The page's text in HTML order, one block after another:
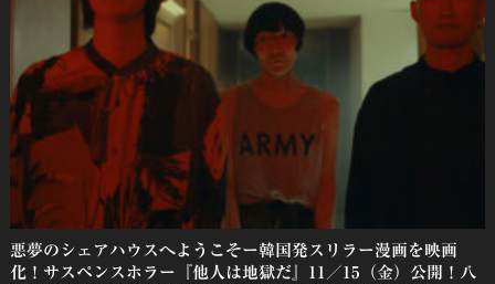
悪夢のシェアハウスへようこそー韓国発スリラー漫画を映画
化！サスペンスホラー『他人は地獄だ』11／15（金）公開！八